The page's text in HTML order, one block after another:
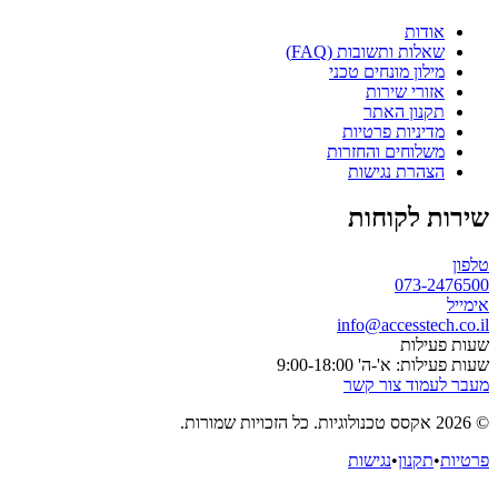
אודות
שאלות ותשובות (FAQ)
מילון מונחים טכני
אזורי שירות
תקנון האתר
מדיניות פרטיות
משלוחים והחזרות
הצהרת נגישות
שירות לקוחות
טלפון
073-2476500
אימייל
info@accesstech.co.il
שעות פעילות
שעות פעילות: א'-ה' 9:00-18:00
מעבר לעמוד צור קשר
© 2026 אקסס טכנולוגיות. כל הזכויות שמורות.
פרטיות•תקנון•נגישות